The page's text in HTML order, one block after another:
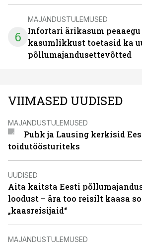
6
MAJANDUSTULEMUSED
Infortari ärikasum
kasumlikkust toetasid ka
põllumajandusettevõtted
VIIMASED UUDISED
MAJANDUSTULEMUSED
Puhk ja Lausing kerkisid
toidutöösturiteks
UUDISED
Aita kaitsta Eesti
loodust – ära too reisilt kaasa
„kaasreisijaid“
MAJANDUSTULEMUSED